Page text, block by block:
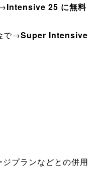
Intensive 25 に無料
で→Super Intensive
プランなどとの併用